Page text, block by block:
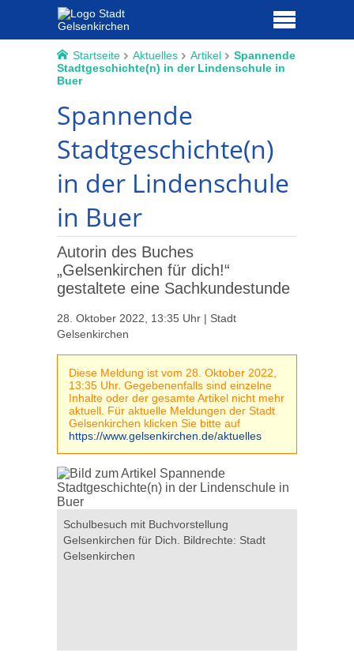
Startseite Aktuelles Artikel
Spannende
Stadtgeschichte(n) in der Lindenschule in
Buer
Spannende
Stadtgeschichte(n)
in der Lindenschule
in Buer
Autorin des Buches
„Gelsenkirchen für dich!“
gestaltete eine Sachkundestunde
28. Oktober 2022, 13:35 Uhr | Stadt
Gelsenkirchen
Diese Meldung ist vom 28. Oktober 2022,
13:35 Uhr. Gegebenenfalls sind einzelne
Inhalte oder der gesamte Artikel nicht mehr
aktuell. Für aktuelle Meldungen der Stadt
Gelsenkirchen klicken Sie bitte auf
https://www.gelsenkirchen.de/aktuelles
Schulbesuch mit Buchvorstellung
Gelsenkirchen für Dich. Bildrechte: Stadt
Gelsenkirchen